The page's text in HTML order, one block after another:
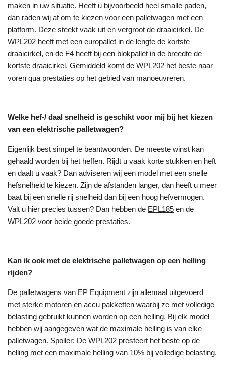
maken in uw situatie. Heeft u bijvoorbeeld heel smalle paden,
dan raden wij af om te kiezen voor een palletwagen met een
platform. Deze steekt vaak uit en vergroot de draaicirkel. De
WPL202 heeft met een europallet in de lengte de kortste
draaicirkel, en de F4 heeft bij een blokpallet in de breedte de
kortste draaicirkel. Gemiddeld komt de WPL202 het beste naar
voren qua prestaties op het gebied van manoeuvreren.
Welke hef-/ daal snelheid is geschikt voor mij bij het kiezen
van een elektrische palletwagen?
Eigenlijk best simpel te beantwoorden. De meeste winst kan
gehaald worden bij het heffen. Rijdt u vaak korte stukken en heft
en daalt u vaak? Dan adviseren wij een model met een snelle
hefsnelheid te kiezen. Zijn de afstanden langer, dan heeft u meer
baat bij een snelle rij snelheid dan bij een hoog hefvermogen.
Valt u hier precies tussen? Dan hebben de EPL185 en de
WPL202 voor beide goede prestaties.
Kan ik ook met de elektrische palletwagen op een helling
rijden?
De palletwagens van EP Equipment zijn allemaal uitgevoerd
met sterke motoren en accu pakketten waarbij ze met volledige
belasting gebruikt kunnen worden op een helling. Bij elk model
hebben wij aangegeven wat de maximale helling is van elke
palletwagen. Spoiler: De WPL202 presteert het beste op de
helling met een maximale helling van 10% bij volledige belasting.